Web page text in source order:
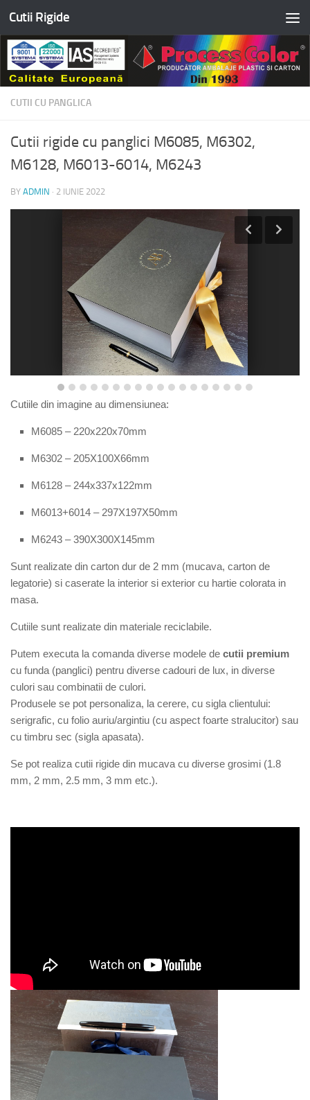
Skip to content
Cutii Rigide
CUTII CU PANGLICA
Cutii rigide cu panglici M6085, M6302,
M6128, M6013-6014, M6243
BY ADMIN · 2 IUNIE 2022
Cutiile din imagine au dimensiunea:
M6085 – 220x220x70mm
M6302 – 205X100X66mm
M6128 – 244x337x122mm
M6013+6014 – 297X197X50mm
M6243 – 390X300X145mm
Sunt realizate din carton dur de 2 mm (mucava, carton de
legatorie) si caserate la interior si exterior cu hartie colorata in
masa.
Cutiile sunt realizate din materiale reciclabile.
Putem executa la comanda diverse modele de cutii premium
cu funda (panglici) pentru diverse cadouri de lux, in diverse
culori sau combinatii de culori.
Produsele se pot personaliza, la cerere, cu sigla clientului:
serigrafic, cu folio auriu/argintiu (cu aspect foarte stralucitor) sau
cu timbru sec (sigla apasata).
Se pot realiza cutii rigide din mucava cu diverse grosimi (1.8
mm, 2 mm, 2.5 mm, 3 mm etc.).